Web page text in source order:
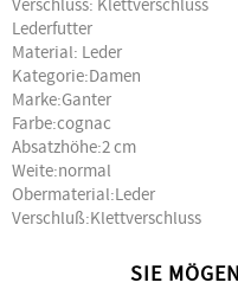
Verschluss: Klettverschluss
Lederfutter
Material: Leder
Kategorie:Damen
Marke:Ganter
Farbe:cognac
Absatzhöhe:2 cm
Weite:normal
Obermaterial:Leder
Verschluß:Klettverschluss
SIE